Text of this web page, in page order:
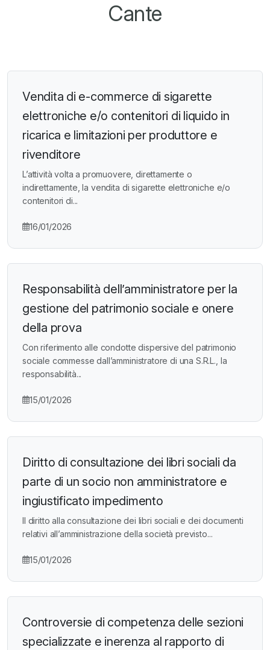
Cante
Vendita di e-commerce di sigarette
elettroniche e/o contenitori di liquido in
ricarica e limitazioni per produttore e
rivenditore
L’attività volta a promuovere, direttamente o
indirettamente, la vendita di sigarette elettroniche e/o
contenitori di...
16/01/2026
Responsabilità dell’amministratore per la
gestione del patrimonio sociale e onere
della prova
Con riferimento alle condotte dispersive del patrimonio
sociale commesse dall’amministratore di una S.R.L., la
responsabilità...
15/01/2026
Diritto di consultazione dei libri sociali da
parte di un socio non amministratore e
ingiustificato impedimento
Il diritto alla consultazione dei libri sociali e dei documenti
relativi all’amministrazione della società previsto...
15/01/2026
Controversie di competenza delle sezioni
specializzate e inerenza al rapporto di